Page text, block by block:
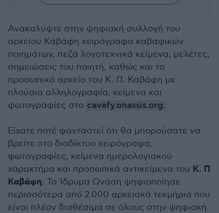
Ανακαλύψτε στην ψηφιακή συλλογή του
αρχείου Καβάφη χειρόγραφα καβαφικών
ποιημάτων, πεζά λογοτεχνικά κείμενα, μελέτες,
σημειώσεις του ποιητή, καθώς και το
προσωπικό αρχείο του Κ. Π. Καβάφη με
πλούσια αλληλογραφία, κείμενα και
φωτογραφίες στο cavafy.onassis.org.
Είχατε ποτέ φανταστεί ότι θα μπορούσατε να
βρείτε στο διαδίκτυο χειρόγραφα,
φωτογραφίες, κείμενα ημερολογιακού
χαρακτήρα και προσωπικά αντικείμενα του Κ. Π
Καβάφη; Το Ίδρυμα Ωνάση ψηφιοποίησε
περισσότερα από 2.000 αρχειακά τεκμήρια που
είναι πλέον διαθέσιμα σε όλους στην ψηφιακή